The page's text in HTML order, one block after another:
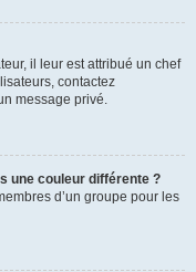
il leur est attribué un chef
contactez
message privé.
une couleur différente ?
d’un groupe pour les